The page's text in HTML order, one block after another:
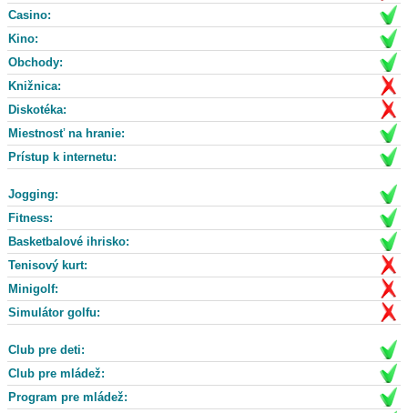
Casino:
Kino:
Obchody:
Knižnica:
Diskotéka:
Miestnosť na hranie:
Prístup k internetu:
Jogging:
Fitness:
Basketbalové ihrisko:
Tenisový kurt:
Minigolf:
Simulátor golfu:
Club pre deti:
Club pre mládež:
Program pre mládež: